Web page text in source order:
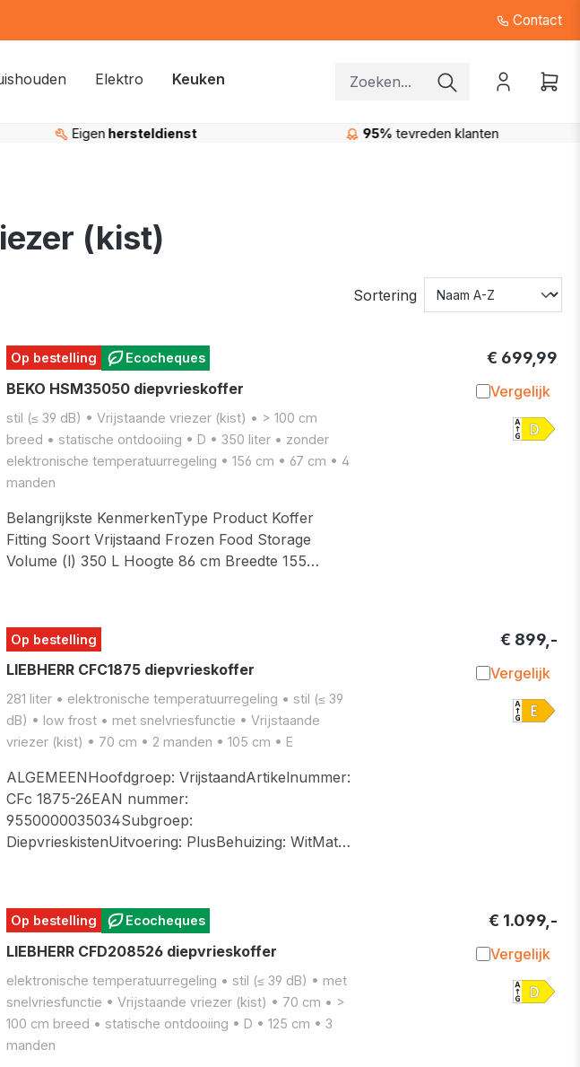
Contact
Elektro Keuken
Eigenhersteldienst 95%tevreden klanten
(kist)
Sortering
Op bestelling Ecocheques
BEKO HSM35050 diepvrieskoffer
stil (≤ 39 dB) • Vrijstaande vriezer (kist) • > 100 cm
breed • statische ontdooiing • D • 350 liter • zonder
elektronische temperatuurregeling • 156 cm • 67 cm • 4
manden
Belangrijkste KenmerkenType Product Koffer
Fitting Soort Vrijstaand Frozen Food Storage
Volume (l) 350 L Hoogte 86 cm Breedte 155…
€ 699,99
Vergelijk
Op bestelling
LIEBHERR CFC1875 diepvrieskoffer
281 liter • elektronische temperatuurregeling • stil (≤ 39
dB) • low frost • met snelvriesfunctie • Vrijstaande
vriezer (kist) • 70 cm • 2 manden • 105 cm • E
ALGEMEENHoofdgroep: VrijstaandArtikelnummer:
CFc 1875-26EAN nummer:
9550000035034Subgroep:
DiepvrieskistenUitvoering: PlusBehuizing: WitMat…
€ 899,-
Vergelijk
Op bestelling Ecocheques
LIEBHERR CFD208526 diepvrieskoffer
elektronische temperatuurregeling • stil (≤ 39 dB) • met
snelvriesfunctie • Vrijstaande vriezer (kist) • 70 cm • >
100 cm breed • statische ontdooiing • D • 125 cm • 3
manden
€ 1.099,-
Vergelijk